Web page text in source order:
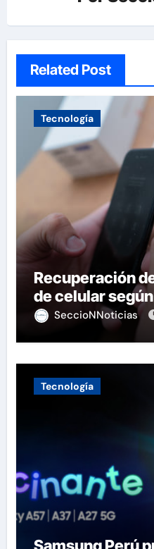
Related Post
Tecnología
Recuperación
de celular según
SeccioNNoticias
Tecnología
Samsung Perú